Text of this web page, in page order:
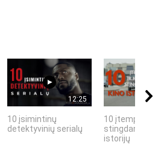
12:25
10 įsimintinų
detektyvinių serialų
10 įtemptų,
stingdančių
istorijų